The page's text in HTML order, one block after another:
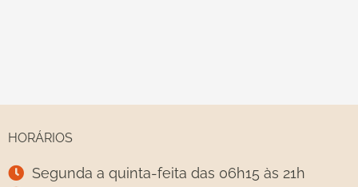
HORÁRIOS
Segunda a quinta-feita das 06h15 às 21h